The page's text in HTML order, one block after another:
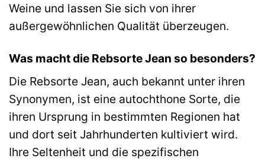
Weine und lassen Sie sich von ihrer
außergewöhnlichen Qualität überzeugen.
Was macht die Rebsorte Jean so besonders?
Die Rebsorte Jean, auch bekannt unter ihren
Synonymen, ist eine autochthone Sorte, die
ihren Ursprung in bestimmten Regionen hat
und dort seit Jahrhunderten kultiviert wird.
Ihre Seltenheit und die spezifischen